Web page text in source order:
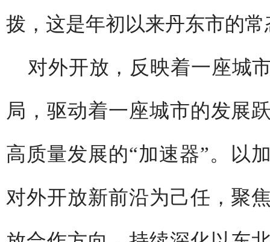
拨，这是年初以来丹东市的常
对外开放，反映着一座城
局，驱动着一座城市的发展
高质量发展的“加速器”。以
对外开放新前沿为己任，聚